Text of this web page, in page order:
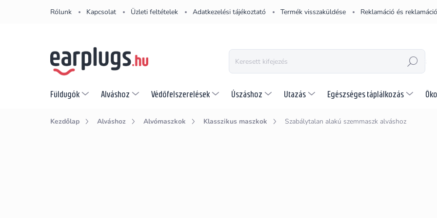
Rólunk Kapcsolat Üzleti feltételek Adatkezelési tájékoztató Termék visszaküldése Reklamáció és
KERESÉS
Füldugók Alváshoz Védőfelszerelések Úszáshoz Utazás Egészséges táplálkozás
Kezdőlap Alváshoz Alvómaszkok Klasszikus maszkok Szabálytalan alakú szemmaszk alváshoz